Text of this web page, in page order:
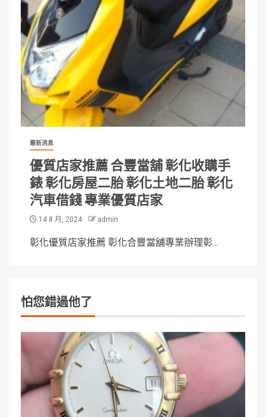
最新消息
優質店家推薦 合豐當舖 彰化收購手
錶 彰化房屋二胎 彰化土地二胎 彰化
汽車借錢 專業優質店家
14 8 月, 2024 admin
彰化優質店家推薦 彰化合豐當舖專業辦理彰...
怕您錯過他了